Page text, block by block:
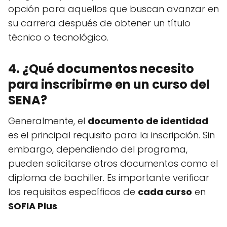
opción para aquellos que buscan avanzar en
su carrera después de obtener un título
técnico o tecnológico.
4. ¿Qué documentos necesito
para inscribirme en un curso del
SENA?
Generalmente, el documento de identidad
es el principal requisito para la inscripción. Sin
embargo, dependiendo del programa,
pueden solicitarse otros documentos como el
diploma de bachiller. Es importante verificar
los requisitos específicos de cada curso en
SOFIA Plus.